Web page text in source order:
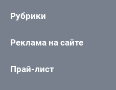
Рубрики
Реклама на сайте
Прай-лист